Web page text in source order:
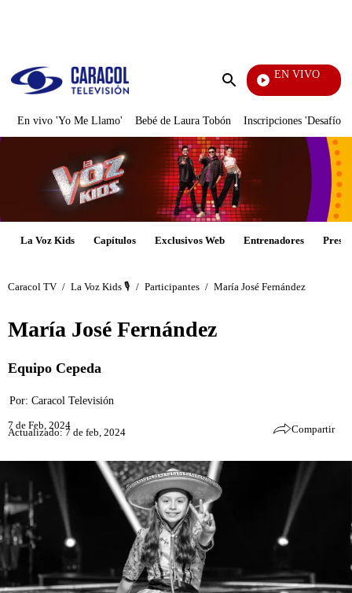
Enviar
EN VIVO
Pura Diversión
En vivo 'Yo Me Llamo' Bebé de Laura Tobón Inscripciones 'Desafío'
La Voz Kids Capítulos Exclusivos Web Entrenadores
Caracol TV / La Voz Kids 🎙️ / Participantes / María José Fernández
María José Fernández
Equipo Cepeda
Por: Caracol Televisión
7 de Feb, 2024
Actualizado: 7 de feb, 2024 Compartir